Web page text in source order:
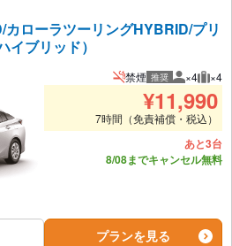
ローラツーリングHYBRID/プリ
イブリッド）
禁煙 推奨 推奨人数
×4 推
×4
¥11,990
7時間（免責補償・税込）
あと3台
8/08までキャンセル無料
プランを見る